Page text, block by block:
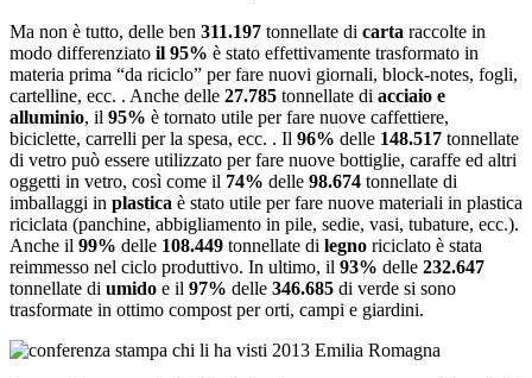
Ma non è tutto, delle ben 311.197 tonnellate di carta raccolte in
modo differenziato il 95% è stato effettivamente trasformato in
materia prima “da riciclo” per fare nuovi giornali, block-notes, fogli,
cartelline, ecc. . Anche delle 27.785 tonnellate di acciaio e
alluminio, il 95% è tornato utile per fare nuove caffettiere,
biciclette, carrelli per la spesa, ecc. . Il 96% delle 148.517 tonnellate
di vetro può essere utilizzato per fare nuove bottiglie, caraffe ed altri
oggetti in vetro, così come il 74% delle 98.674 tonnellate di
imballaggi in plastica è stato utile per fare nuove materiali in plastica
riciclata (panchine, abbigliamento in pile, sedie, vasi, tubature, ecc.).
Anche il 99% delle 108.449 tonnellate di legno riciclato è stata
reimmesso nel ciclo produttivo. In ultimo, il 93% delle 232.647
tonnellate di umido e il 97% delle 346.685 di verde si sono
trasformate in ottimo compost per orti, campi e giardini.